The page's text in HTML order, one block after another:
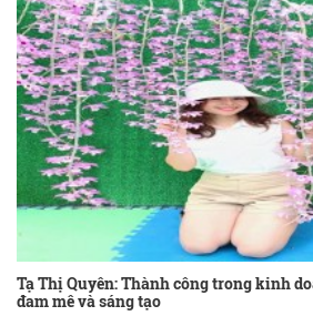
Tạ Thị Quyên: Thành công trong kinh
đam mê và sáng tạo